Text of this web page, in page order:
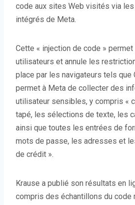
code aux sites Web visités via les
intégrés de Meta.
Cette « injection de code »
utilisateurs et annule les
place par les navigateurs tels que
permet à Meta de collecter des
utilisateur sensibles, y compris «
tapé, les sélections de texte, les
ainsi que toutes les entrées de
mots de passe, les adresses et
de crédit ».
Krause a publié son résultats en
compris des échantillons du code